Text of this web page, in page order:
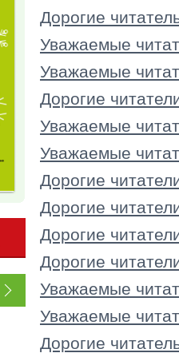
Дорогие
Уважаемые
Уважаемые
Дорогие
Уважаемые
Уважаемые
Дорогие
Дорогие
Дорогие
Дорогие
Уважаемые
Уважаемые
Дорогие